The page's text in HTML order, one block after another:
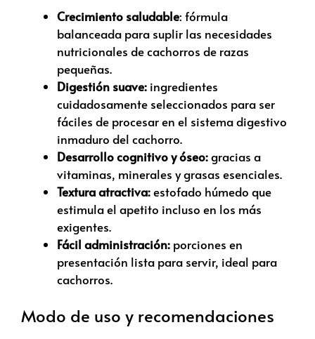
Crecimiento saludable: fórmula
balanceada para suplir las necesidades
nutricionales de cachorros de razas
pequeñas.
Digestión suave: ingredientes
cuidadosamente seleccionados para ser
fáciles de procesar en el sistema digestivo
inmaduro del cachorro.
Desarrollo cognitivo y óseo:gracias a
vitaminas, minerales y grasas esenciales.
Textura atractiva:estofado húmedo que
estimula el apetito incluso en los más
exigentes.
Fácil administración: porciones en
presentación lista para servir, ideal para
cachorros.
Modo de uso y recomendaciones